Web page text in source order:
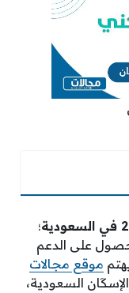
؛
على الدعم
موقع مجالات
السعودية،